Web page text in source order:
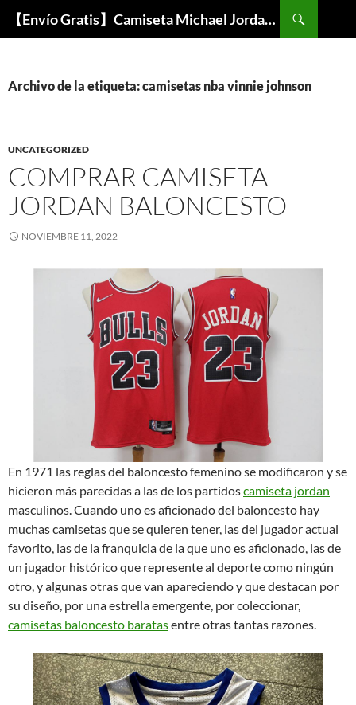
【Envío Gratis】Camiseta Michael Jordan NBA Barata
Buscar
Archivo de la etiqueta: camisetas nba vinnie johnson
UNCATEGORIZED
COMPRAR CAMISETA
JORDAN BALONCESTO
NOVIEMBRE 11, 2022
En 1971 las reglas del baloncesto femenino se modificaron y se
hicieron más parecidas a las de los partidoscamiseta jordan
masculinos. Cuando uno es aficionado del baloncesto hay
muchas camisetas que se quieren tener, las del jugador actual
favorito, las de la franquicia de la que uno es aficionado, las de
un jugador histórico que represente al deporte como ningún
otro, y algunas otras que van apareciendo y que destacan por
su diseño, por una estrella emergente, por coleccionar,
camisetas baloncesto baratasentre otras tantas razones.